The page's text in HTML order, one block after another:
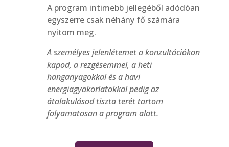
A program intimebb jellegéből adódóan
egyszerre csak néhány fő számára
nyitom meg.
A személyes jelenlétemet a konzultációkon
kapod, a rezgésemmel, a heti
hanganyagokkal és a havi
energiagyakorlatokkal pedig az
átalakulásod tiszta terét tartom
folyamatosan a program alatt.